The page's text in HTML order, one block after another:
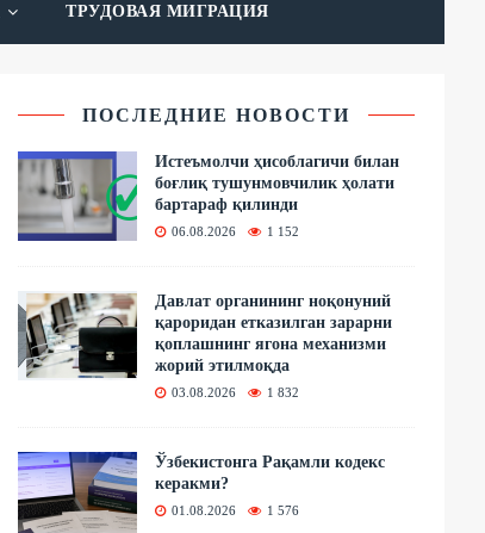
ТРУДОВАЯ МИГРАЦИЯ
ПОСЛЕДНИЕ НОВОСТИ
Истеъмолчи ҳисоблагичи билан
боғлиқ тушунмовчилик ҳолати
бартараф қилинди
06.08.2026 1 152
Давлат органининг ноқонуний
қароридан етказилган зарарни
қоплашнинг ягона механизми
жорий этилмоқда
03.08.2026 1 832
Ўзбекистонга Рақамли кодекс
керакми?
01.08.2026 1 576